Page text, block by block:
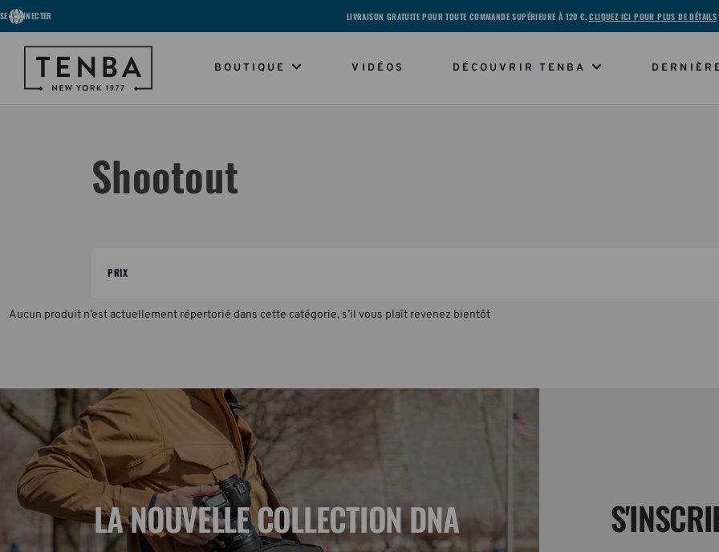
LIVRAISON GRATUITE POUR TOUTE COMMANDE SUPÉRIEURE À 120 €.CLIQUEZ ICI POUR PLUS DE DÉTAILS
SE CONNECTER
BOUTIQUE VIDÉOS DÉCOUVRIR TENBA
Shootout
PRIX
Aucun produit n’est actuellement répertorié dans cette catégorie, s’il vous plaît revenez bientôt
LA NOUVELLE COLLECTION DNA